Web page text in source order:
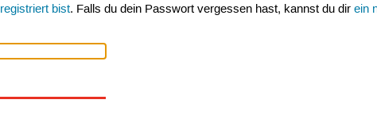
registriert bist. Falls du dein Passwort vergessen hast, kannst du direin